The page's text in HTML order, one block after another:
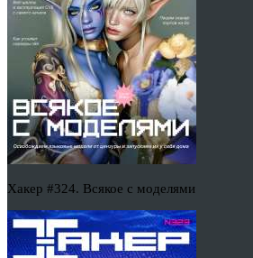
Хакер #324. Всякое с моделями